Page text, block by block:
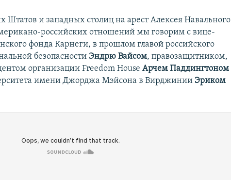
и западных столиц на арест Алексея Навального
российских отношений мы говорим с вице-
фонда Карнеги, в прошлом главой российского
безопасности Эндрю Вайсом, правозащитником,
организации Freedom HouseАрчем Паддингтоном
имени Джорджа Мэйсона в Вирджинии Эриком